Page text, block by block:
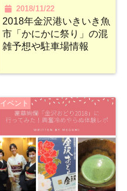
2018/11/22
2018年金沢港いきいき魚
市「かにかに祭り」の混
雑予想や駐車場情報
イベント